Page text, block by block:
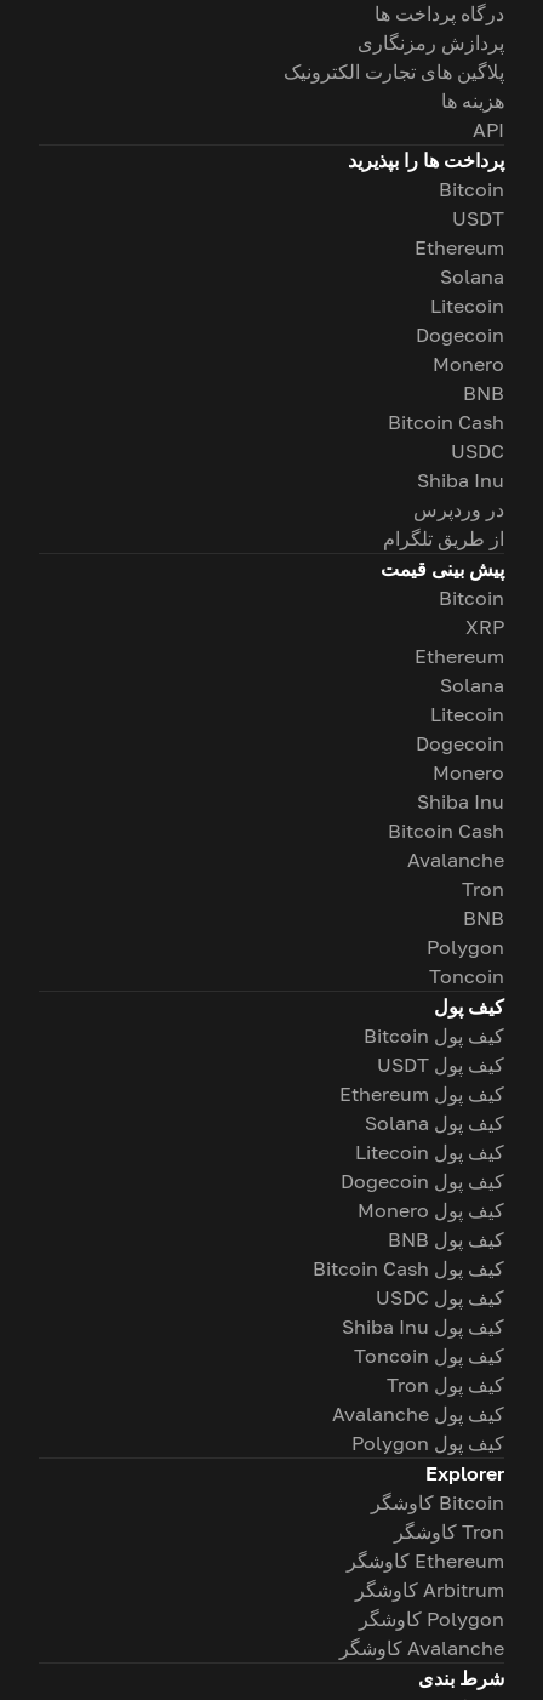
درگاه پرداخت ها
پردازش رمزنگاری
پلاگین های تجارت الکترونیک
هزینه ها
API
پرداخت ها را بپذیرید
Bitcoin
USDT
Ethereum
Solana
Litecoin
Dogecoin
Monero
BNB
Bitcoin Cash
USDC
Shiba Inu
در وردپرس
از طریق تلگرام
پیش بینی قیمت
Bitcoin
XRP
Ethereum
Solana
Litecoin
Dogecoin
Monero
Shiba Inu
Bitcoin Cash
Avalanche
Tron
BNB
Polygon
Toncoin
کیف پول
کیف پول Bitcoin
کیف پول USDT
کیف پول Ethereum
کیف پول Solana
کیف پول Litecoin
کیف پول Dogecoin
کیف پول Monero
کیف پول BNB
کیف پول Bitcoin Cash
کیف پول USDC
کیف پول Shiba Inu
کیف پول Toncoin
کیف پول Tron
کیف پول Avalanche
کیف پول Polygon
Explorer
Bitcoin کاوشگر
Tron کاوشگر
Ethereum کاوشگر
Arbitrum کاوشگر
Polygon کاوشگر
Avalanche کاوشگر
شرط بندی